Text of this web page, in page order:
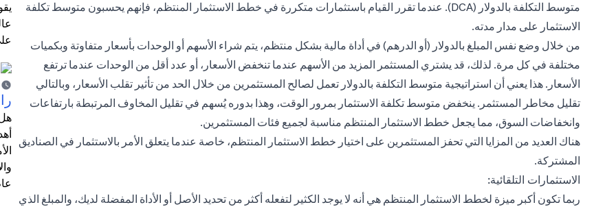
متوسط ​​التكلفة بالدولار (DCA). عندما تقرر القيام باستثمارات متكررة في خطط الاستثمار المنتظم، فإنهم يحسبون متوسط ​​تكلفة
الاستثمار على مدار مدته.
من خلال وضع نفس المبلغ بالدولار (أو الدرهم) في أداة مالية بشكل منتظم، يتم شراء الأسهم أو الوحدات بأسعار متفاوتة وبكميات
مختلفة في كل مرة. لذلك، قد يشتري المستثمر المزيد من الأسهم عندما تنخفض الأسعار، أو عدد أقل من الوحدات عندما ترتفع
الأسعار. هذا يعني أن استراتيجية متوسط ​​التكلفة بالدولار تعمل لصالح المستثمرين من خلال الحد من تأثير تقلب الأسعار، وبالتالي
تقليل مخاطر المستثمر. ينخفض ​​متوسط ​​تكلفة الاستثمار بمرور الوقت، وهذا بدوره يُسهم في تقليل المخاوف المرتبطة بارتفاعات
وانخفاضات السوق، مما يجعل خطط الاستثمار المنتظم مناسبة لجميع فئات المستثمرين.
هناك العديد من المزايا التي تحفز المستثمرين على اختيار خطط الاستثمار المنتظم، خاصة عندما يتعلق الأمر بالاستثمار في الصناديق
المشتركة.
الاستثمارات التلقائية:
ربما تكون أكبر ميزة لخطط الاستثمار المنتظم هي أنه لا يوجد الكثير لتفعله أكثر من تحديد الأصل أو الأداة المفضلة لديك، والمبلغ الذي